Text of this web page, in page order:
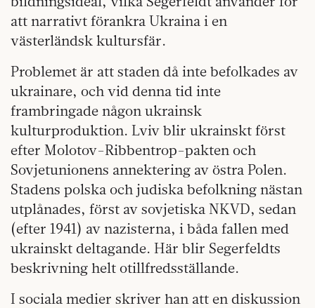
att narrativt förankra Ukraina i en
västerländsk kultursfär.
Problemet är att staden då inte befolkades av
ukrainare, och vid denna tid inte
frambringade någon ukrainsk
kulturproduktion. Lviv blir ukrainskt först
efter Molotov-Ribbentrop-pakten och
Sovjetunionens annektering av östra Polen.
Stadens polska och judiska befolkning nästan
utplånades, först av sovjetiska NKVD, sedan
(efter 1941) av nazisterna, i båda fallen med
ukrainskt deltagande. Här blir Segerfeldts
beskrivning helt otillfredsställande.
I sociala medier skriver han att en diskussion